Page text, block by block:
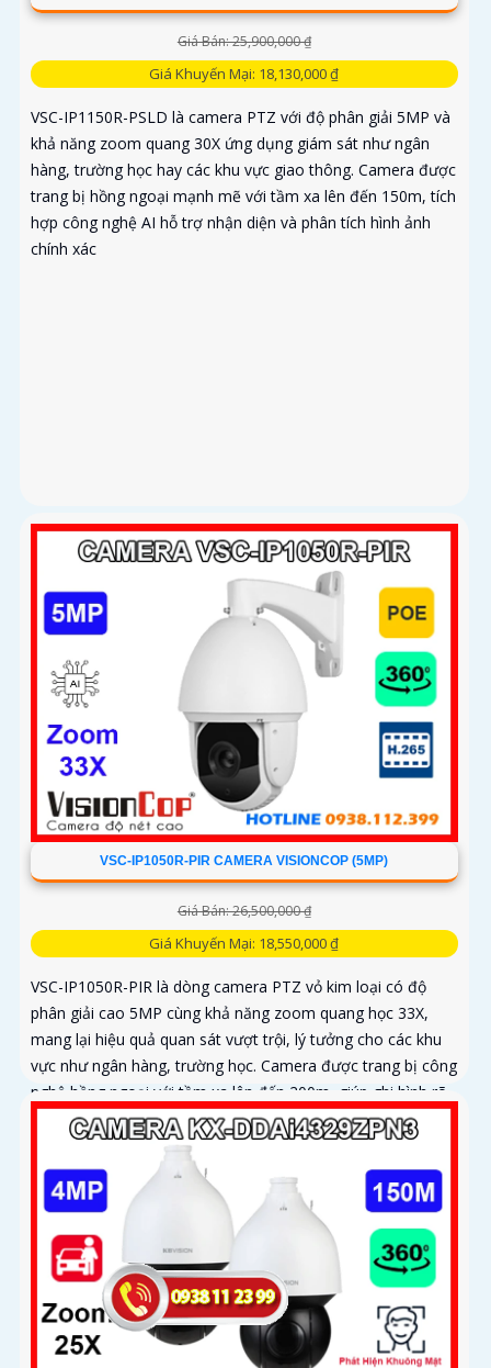
chính xác
VSC-IP1050R-PIR CAMERA VISIONCOP (5MP)
Giá Bán: 26,500,000 ₫
Giá Khuyến Mại: 18,550,000 ₫
VSC-IP1050R-PIR là dòng camera PTZ vỏ kim loại có độ
phân giải cao 5MP cùng khả năng zoom quang học 33X,
mang lại hiệu quả quan sát vượt trội, lý tưởng cho các khu
vực như ngân hàng, trường học. Camera được trang bị công
nghệ hồng ngoại với tầm xa lên đến 200m, giúp ghi hình rõ
nét cả ban ngày lẫn ban đêm